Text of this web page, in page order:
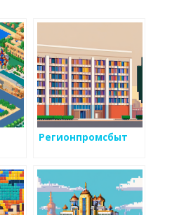
Регионпромсбыт